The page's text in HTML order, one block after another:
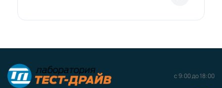
с 9:00 до 18:00